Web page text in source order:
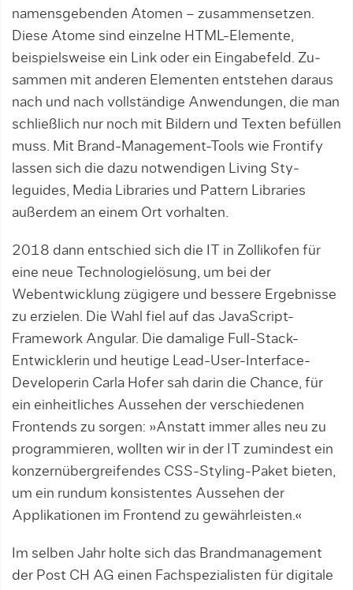
namensgebenden Ato­men – zusammenset­zen.
Diese Atome sind einzelne HTML-Ele­mente,
beispielsweise ein Link oder ein Eingabefeld. Zu­
sam­men mit anderen Elementen entstehen daraus
nach und nach vollständige Anwendungen, die man
schließlich nur noch mit Bildern und Texten befüllen
muss. Mit Brand-Manage­ment-­Tools wie Frontify
lassen sich die da­zu notwendigen Living Sty­
leguides, Media Libraries und Pattern Libraries
außerdem an einem Ort vorhalten.
2018 dann entschied sich die IT in Zol­li­kofen für
eine neue Technologielösung, um bei der
Webentwicklung zügigere und bessere Ergebnisse
zu erzielen. Die Wahl fiel auf das JavaScript-
Framework Angular. Die damalige Full-Stack-
Entwicklerin und heutige Lead-User-Interface-
Developerin Carla Hofer sah darin die Chance, für
ein einheitliches Aussehen der verschiede­nen
Front­ends zu sor­gen: »Anstatt immer alles neu zu
program­mieren, wollten wir in der IT zumindest ein
konzernübergreifendes CSS-Styling-Paket bieten,
um ein rundum konsis­tentes Aussehen der
Applikationen im Front­end zu gewährleisten.«
Im selben Jahr holte sich das Brandmanagement
der Post CH AG einen Fachspezialisten für digitale